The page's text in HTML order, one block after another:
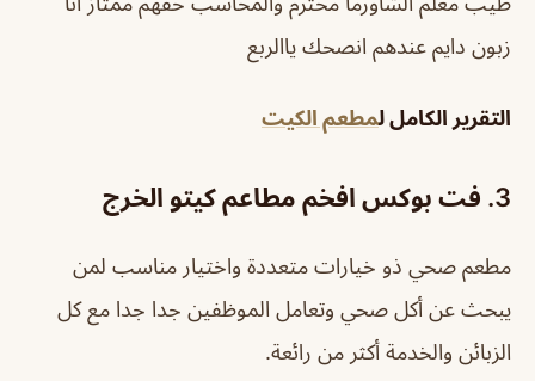
زبون دايم عندهم انصحك ياالربع
التقرير الكامل لمطعم الكيت
3. فت بوكس افخم مطاعم كيتو الخرج
مطعم صحي ذو خيارات متعددة واختيار مناسب لمن
يبحث عن أكل صحي وتعامل الموظفين جدا جدا مع كل
الزبائن والخدمة أكثر من رائعة.